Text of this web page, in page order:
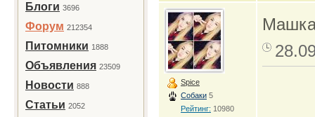
Блоги 3696
Форум 212354
Питомники 1888
Объявления 23509
Новости 888
Статьи 2052
Spice
Собаки 5
Рейтинг: 10980